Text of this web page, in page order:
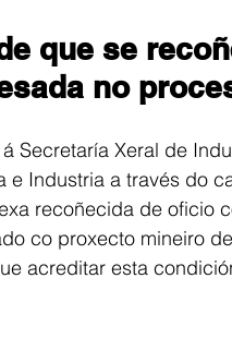
que se
no
Secretaría Xeral de
e Industria a través do
recoñecida de oficio
co proxecto mineiro
acreditar esta